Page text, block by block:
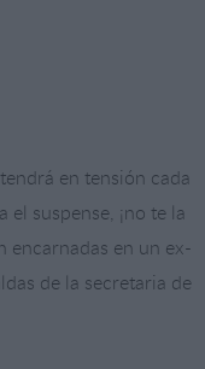
en tensión cada
suspense, ¡no te la
encarnadas en un ex-
de la secretaria de